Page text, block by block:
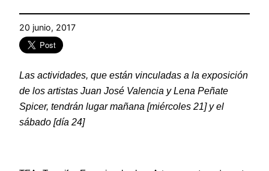
20 junio, 2017
Las actividades, que están vinculadas a la exposición
de los artistas Juan José Valencia y Lena Peñate
Spicer, tendrán lugar mañana [miércoles 21] y el
sábado [día 24]